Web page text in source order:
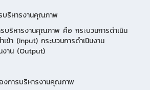
หารงานคุณภาพ
รงานคุณภาพ คือ กระบวนการดำเนิน
ข้า (Input) กระบวนการดำเนินงาน
งาน (Output)
ารบริหารงานคุณภาพ